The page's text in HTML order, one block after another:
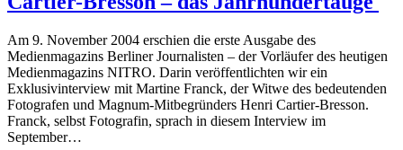
Am 9. November 2004 erschien die erste Ausgabe des
Medienmagazins Berliner Journalisten – der Vorläufer des heutigen
Medienmagazins NITRO. Darin veröffentlichten wir ein
Exklusivinterview mit Martine Franck, der Witwe des bedeutenden
Fotografen und Magnum-Mitbegründers Henri Cartier-Bresson.
Franck, selbst Fotografin, sprach in diesem Interview im
September…